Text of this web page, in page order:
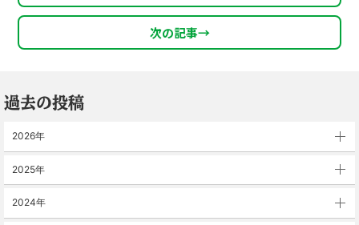
次の記事→
過去の投稿
2026年
2025年
2024年